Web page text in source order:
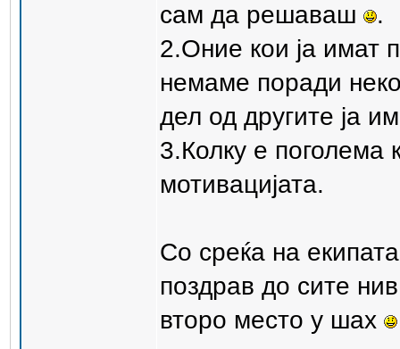
сам да решаваш
.
2.Оние кои ја имат
немаме поради
дел од другите ја
3.Колку е поголема
мотивацијата.
Со среќа на
поздрав до сите
второ место у шах